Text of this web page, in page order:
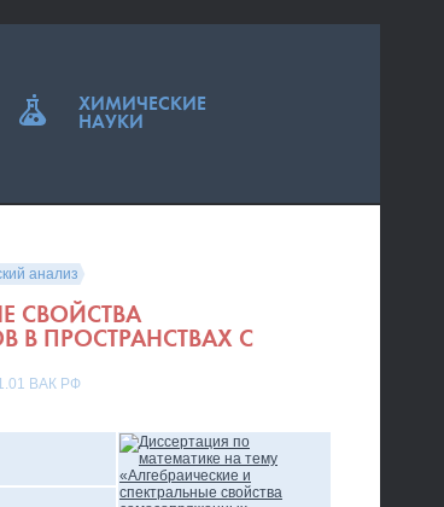
анализ
СВОЙСТВА
ПРОСТРАНСТВАХ С
ВАК РФ
ХИМИЧЕСКИЕ
НАУКИ